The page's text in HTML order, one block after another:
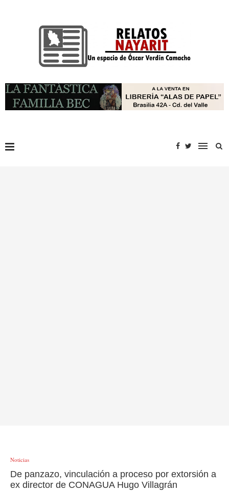
Noticias
De panzazo, vinculación a proceso por extorsión a
ex director de CONAGUA Hugo Villagrán